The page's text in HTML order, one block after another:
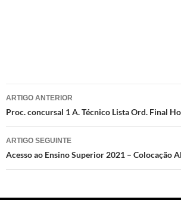
Navegação
de
artigos
ARTIGO ANTERIOR
Proc. concursal 1 A. Técnico Lista Ord. Final
ARTIGO SEGUINTE
Acesso ao Ensino Superior 2021 – Colocação